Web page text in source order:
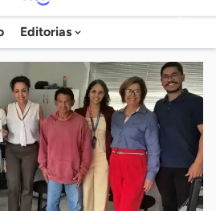
Agência
Sebrae
de
Notícias
Editorias
chave